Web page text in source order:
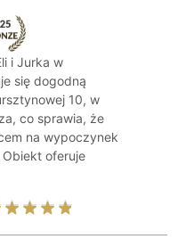
i Jurka w
się dogodną
10, w
co sprawia, że
na wypoczynek
Obiekt oferuje